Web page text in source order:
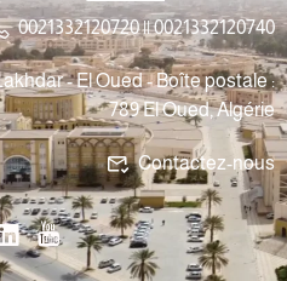
0021332120720 || 0021332120740
- El Oued - Boîte postale :
789 El Oued, Algérie
Contactez-nous